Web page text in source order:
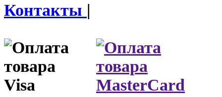
Контакты |